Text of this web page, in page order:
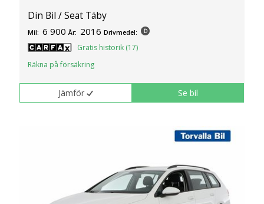
Din Bil / Seat Täby
Mil: 6 900 År: 2016 Drivmedel:
Gratis historik (17)
Räkna på försäkring
Jämför Se bil